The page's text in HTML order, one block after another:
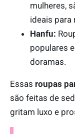
mulheres,
ideais para
Hanfu:
populares
doramas.
Essas roupas
são feitas de
gritam luxo e